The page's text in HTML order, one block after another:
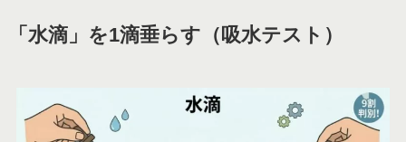
「水滴」を1滴垂らす（吸水テスト）